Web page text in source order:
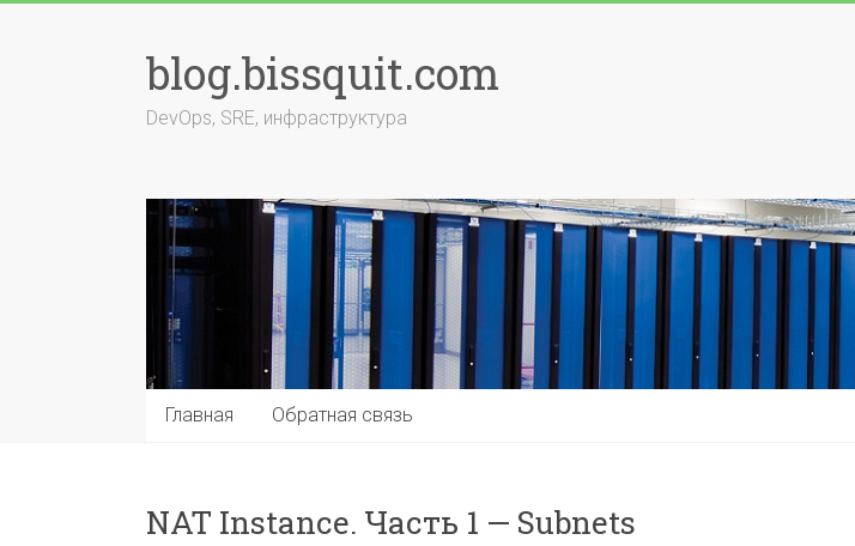
blog.bissquit.com
DevOps, SRE, инфраструктура
Главная Обратная связь
NAT Instance. Часть 1 — Subnets